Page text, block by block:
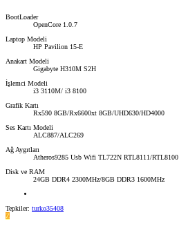
BootLoader
OpenCore 1.0.7
Laptop Modeli
HP Pavilion 15-E
Anakart Modeli
Gigabyte H310M S2H
İşlemci Modeli
i3 3110M/ i3 8100
Grafik Kartı
Rx590 8GB/Rx6600xt 8GB/UHD630/HD4000
Ses Kartı Modeli
ALC887/ALC269
Ağ Aygıtları
Atheros9285 Usb Wifi TL722N RTL8111/RTL8100
Disk ve RAM
24GB DDR4 2300MHz/8GB DDR3 1600MHz
Tepkiler: turko35408
Z